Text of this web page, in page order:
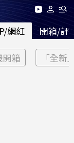
網紅 開箱/評
開箱 「全新